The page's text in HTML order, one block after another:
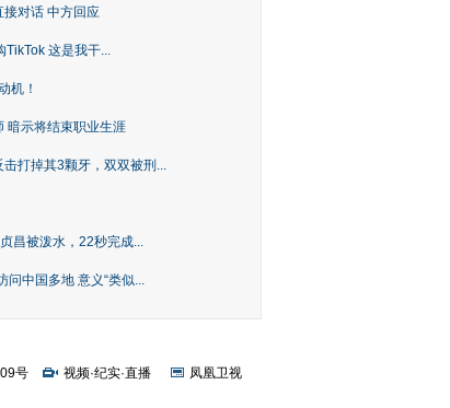
对话 中方回应
TikTok 这是我干...
机！
暗示将结束职业生涯
打掉其3颗牙，双双被刑...
昌被泼水，22秒完成...
问中国多地 意义“类似...
号 视频·纪实·直播
凤凰卫视